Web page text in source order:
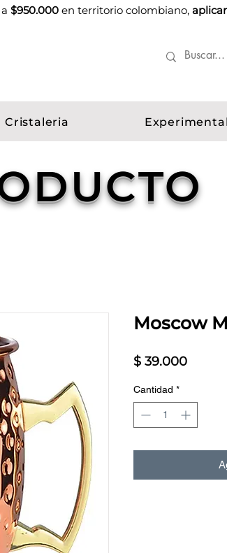
$950.000en territorio colombiano,
Cristaleria Experimental
Moscow
$ 39.000Precio
Cantidad *